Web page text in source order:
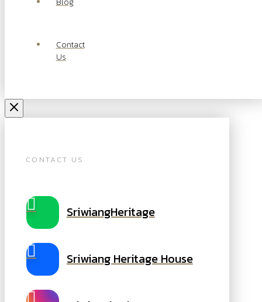
Contact
Us
CONTACT US
SriwiangHeritage
Sriwiang Heritage House